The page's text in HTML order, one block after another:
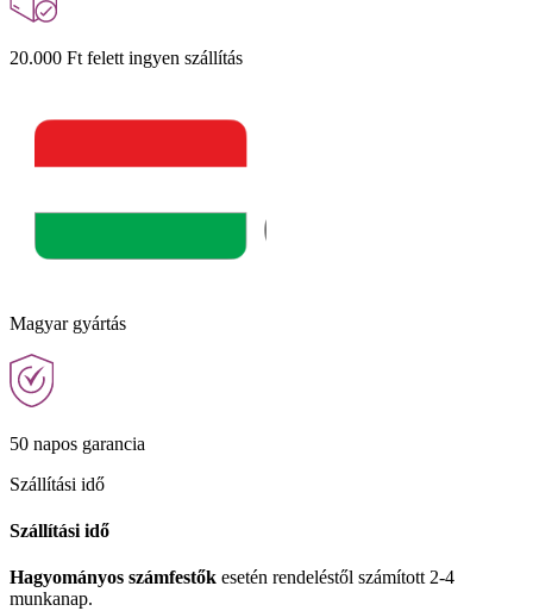
20.000 Ft felett ingyen szállítás
Magyar gyártás
50 napos garancia
Szállítási idő
Szállítási idő
Hagyományos számfestők esetén rendeléstől számított 2-4
munkanap.